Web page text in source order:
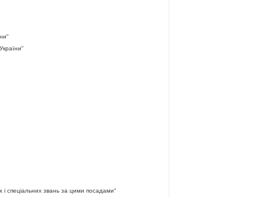
спеціальних звань за цими посадами"